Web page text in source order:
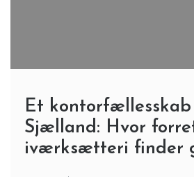
Et kontorfællesskab
Sjælland: Hvor
iværksætteri finder